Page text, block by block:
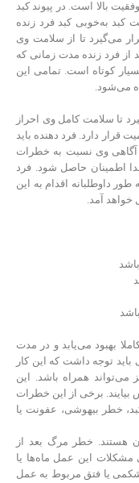
بالا است. در پیوند کبد
کبد به‌خوبی کبد فرد زنده
می‌گیرد تا از سلامت وی
از فرد زنده مدت زمانی که
کوتاه است. تمامی این
می‌شود.
تا سلامت کامل وی احراز
قرار دارد. فرد دهنده باید
از آگاهی وی نسبت به خطرات
اطمینان حاصل شود. فرد
داوطلبانه اقدام به این
خواهد آمد.
بهبود می‌یابد و در مدت
توجه داشت که این کار
همراه باشد. این
برخی از این خطرات
خطر بیهوشی، عفونت یا
هستند. خطر مرگ بعد از
۵۰۰ نفر است.گاهی مشکلات این عمل ماه‌ها یا
یا فتق مربوط به عمل